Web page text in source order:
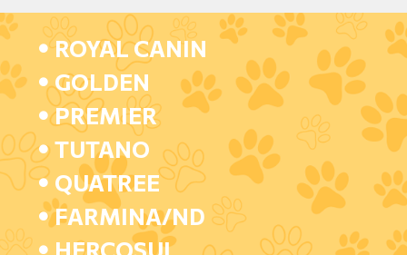
ROYAL CANIN
GOLDEN
PREMIER
TUTANO
QUATREE
FARMINA/ND
HERCOSUL